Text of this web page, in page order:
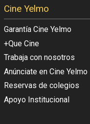
Cine Yelmo
Garantía Cine Yelmo
+Que Cine
Trabaja con nosotros
Anúnciate en Cine Yelmo
Reservas de colegios
Apoyo Institucional